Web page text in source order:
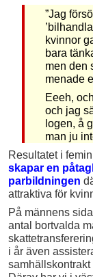
”Jag
kvinnor
bara
men den
menade
Eeeh,
och jag
logen, å
man ju
Resultatet i
skapar en
parbildningen
attraktiva för
På männens
antal bortvalda
i år även
samhällskontrakt